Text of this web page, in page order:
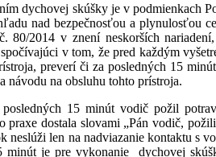
dychovej skúšky je v podmienkach
nad bezpečnosťou a plynulosťou
80/2014 v znení neskorších
v tom, že pred každým
preverí či za posledných 15
návodu na obsluhu tohto prístroja.
15 minút vodič požil
dostala slovami „Pán vodič,
neslúži len na nadviazanie kontaktu s
minút je pre vykonanie dychovej